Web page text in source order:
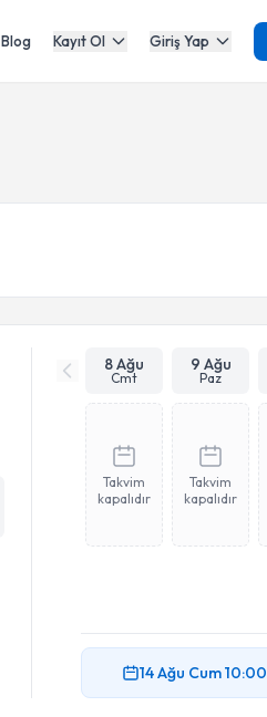
Blog Kayıt Ol Giriş Yap
8 Ağu
Cmt
9 Ağu
Paz
Takvim
kapalıdır
Takvim
kapalıdır
14 Ağu Cum10:00